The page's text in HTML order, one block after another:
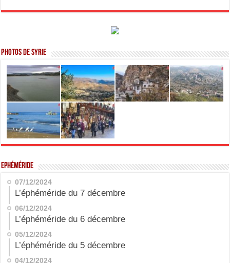
Photos de Syrie
Ephéméride
07/12/2024
L’éphéméride du 7 décembre
06/12/2024
L’éphéméride du 6 décembre
05/12/2024
L’éphéméride du 5 décembre
04/12/2024